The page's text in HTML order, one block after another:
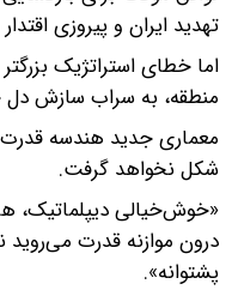
تهدید ایران و پیروزی
اما خطای استراتژیک
منطقه، به سراب سازش دل
معماری جدید هندسه
شکل نخواهد گرفت.
«خوش‌خیالی دیپلماتیک،
درون موازنه قدرت
پشتوانه».